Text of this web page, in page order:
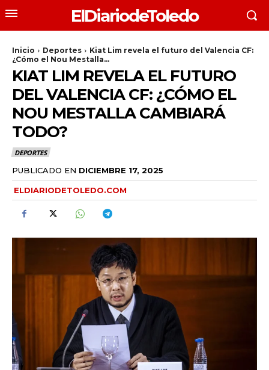
ElDiariodeToledo
Inicio Deportes
Kiat Lim revela el futuro del Valencia CF:
¿Cómo el Nou Mestalla...
KIAT LIM REVELA EL FUTURO
DEL VALENCIA CF: ¿CÓMO EL
NOU MESTALLA CAMBIARÁ
TODO?
DEPORTES
PUBLICADO EN DICIEMBRE 17, 2025
ELDIARIODETOLEDO.COM